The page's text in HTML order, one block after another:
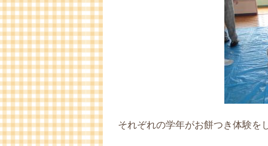
それぞれの学年がお餅つき体験を